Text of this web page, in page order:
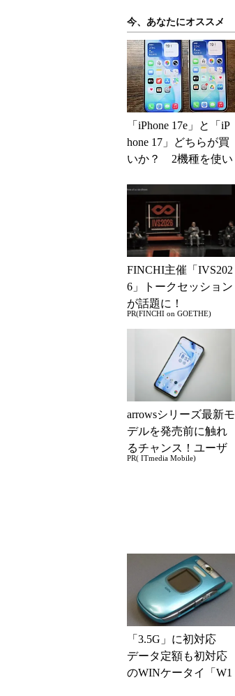
今、あなたにオススメ
「iPhone 17e」と「iP
hone 17」どちらが買
いか？ 2機種を使い
ッ...
FINCHI主催「IVS202
6」トークセッション
が話題に！
PR(FINCHI on GOETHE)
arrowsシリーズ最新モ
デルを発売前に触れ
るチャンス！ユーザ
ー座談会開催
PR( ITmedia Mobile)
「3.5G」に初対応
データ定額も初対応
のWINケータイ「W1